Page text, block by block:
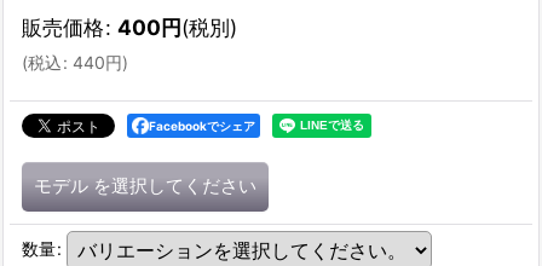
販売価格: 400円(税別)
(税込: 440円)
Facebookでシェア
モデル を選択してください
数量: